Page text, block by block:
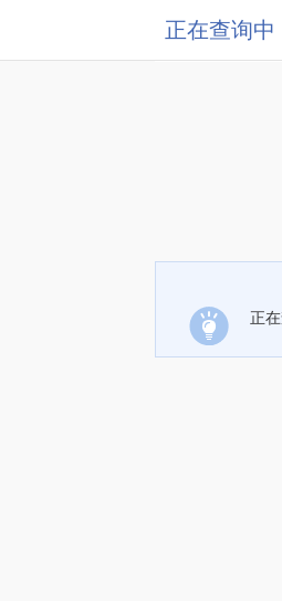
正在查询中
正